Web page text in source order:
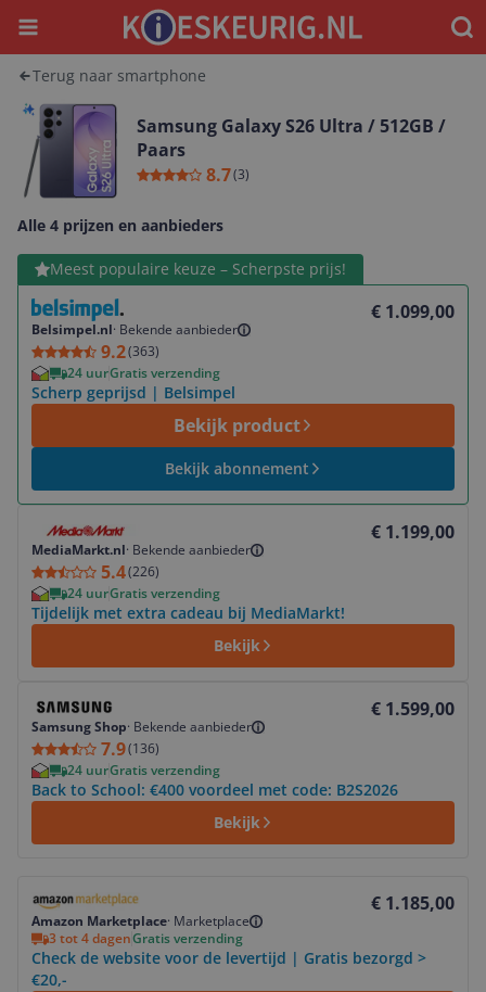
Menu
Terug naar smartphone
Samsung Galaxy S26 Ultra / 512GB /
Paars
8.7(3)
Alle 4 prijzen en aanbieders
Meest populaire keuze – Scherpste prijs!
Belsimpel.nl· Bekende aanbieder
9.2(363)
€ 1.099,00
24 uurGratis verzending
Scherp geprijsd | Belsimpel
Bekijk product
Bekijk abonnement
Bekijk product
MediaMarkt.nl· Bekende aanbieder
5.4(226)
€ 1.199,00
24 uurGratis verzending
Tijdelijk met extra cadeau bij MediaMarkt!
Bekijk
Samsung Shop· Bekende aanbieder
7.9(136)
€ 1.599,00
24 uurGratis verzending
Back to School: €400 voordeel met code: B2S2026
Bekijk
Amazon Marketplace· Marketplace
€ 1.185,00
3 tot 4 dagenGratis verzending
Check de website voor de levertijd | Gratis bezorgd >
€20,-
Bekijk product